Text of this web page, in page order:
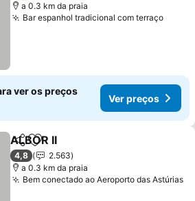
a 0.3 km da praia
Bar espanhol tradicional com terraçoVer
ver os preços
Ver preços
PartilharAdicionar aos favoritos
ALBOR II
4,8
2.563
a 0.3 km da praia
Bem conectado ao Aeroporto das Astúrias